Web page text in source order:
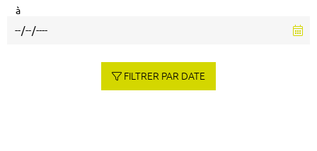
à
FILTRER PAR DATE